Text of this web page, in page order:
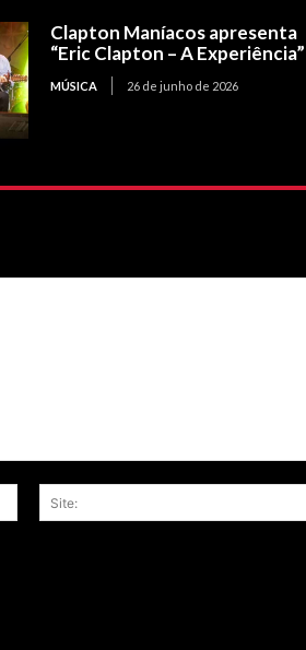
Clapton Maníacos apresenta
“Eric Clapton – A Experiência”
MÚSICA 26 de junho de 2026
Email:*